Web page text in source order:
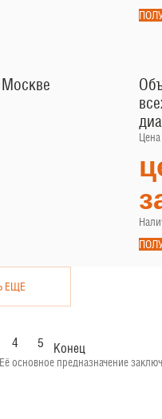
Цена
ЕЩЕ
4 5 Конец
предназначение